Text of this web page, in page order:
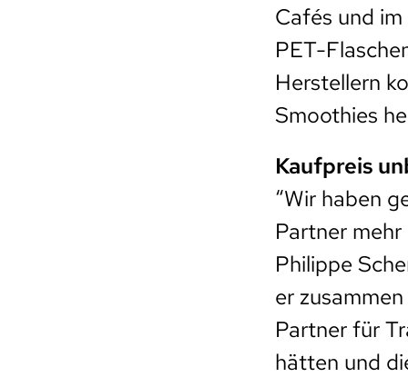
Cafés und
PET-
Herstellern
Smoothies
Kaufpreis
“Wir haben
Partner
Philippe
er
Partner für
hätten und